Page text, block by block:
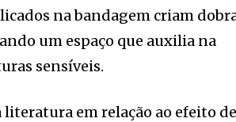
na bandagem criam
um espaço que auxilia na
sensíveis.
em relação ao efeito